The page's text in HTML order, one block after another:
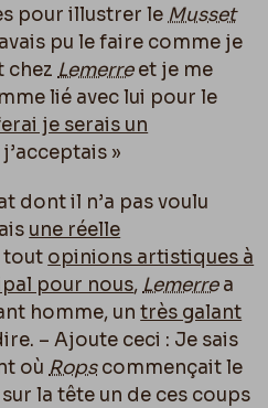
pour illustrer le Musset
pu le faire comme je
chez Lemerreet je me
lié avec lui pour le
je serais un
»
dont il n’a pas voulu
une réelle
tout opinions artistiques à
pour nous, Lemerrea
homme, untrès galant
– Ajoute ceci : Je sais
où Ropscommençait le
la tête un de ces coups